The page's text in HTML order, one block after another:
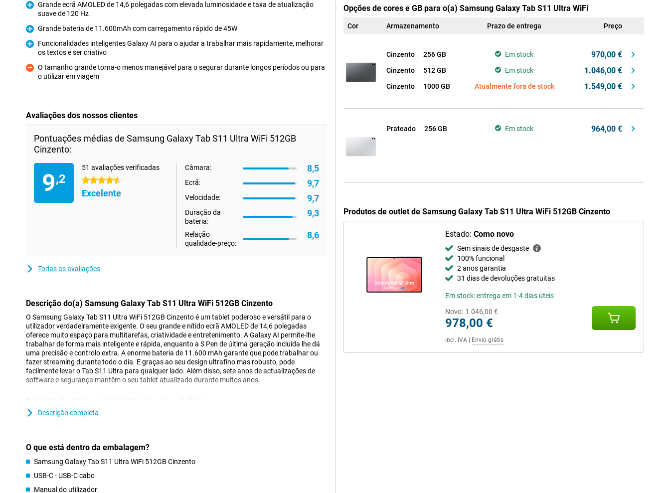
Prós
Grande ecrã AMOLED de 14,6 polegadas com elevada luminosidade e taxa de atualização
suave de 120 Hz
Prós
Grande bateria de 11.600mAh com carregamento rápido de 45W
Prós
Funcionalidades inteligentes Galaxy AI para o ajudar a trabalhar mais rapidamente, melhorar
os textos e ser criativo
Contras
O tamanho grande torna-o menos manejável para o segurar durante longos períodos ou para
o utilizar em viagem
Avaliações dos nossos clientes
Pontuações médias de Samsung Galaxy Tab S11 Ultra WiFi 512GB
Cinzento:
9,2
51 avaliações verificadas
4.5 estrelas
Excelente
Câmara: 8,5
Ecrã: 9,7
Velocidade: 9,7
Duração da
bateria:
9,3
Relação
qualidade-preço:
8,6
Todas as avaliações
Descrição do(a) Samsung Galaxy Tab S11 Ultra WiFi 512GB Cinzento
O Samsung Galaxy Tab S11 Ultra WiFi 512GB Cinzento é um tablet poderoso e versátil para o
utilizador verdadeiramente exigente. O seu grande e nítido ecrã AMOLED de 14,6 polegadas
oferece muito espaço para multitarefas, criatividade e entretenimento. A Galaxy AI permite-lhe
trabalhar de forma mais inteligente e rápida, enquanto a S Pen de última geração incluída lhe dá
uma precisão e controlo extra. A enorme bateria de 11.600 mAh garante que pode trabalhar ou
fazer streaming durante todo o dia. E graças ao seu design ultrafino mas robusto, pode
facilmente levar o Tab S11 Ultra para qualquer lado. Além disso, sete anos de actualizações de
software e segurança mantêm o seu tablet atualizado durante muitos anos.
A Galaxy AI do Tab S11 Ultra leva a sua utilização diária para o próximo nível. Com o Now Brief,
instantaneamente. Os desenhos ganham vida com o Drawing Assist e os textos são
automaticamente reescritos ou melhorados com o Writing Assist. Todas estas funcionalidades
funcionam na perfeição em conjunto com o processador otimizado para IA e o ecrã grande, para
que possa manter uma visão geral e trabalhar de forma mais eficiente do que nunca.
Descrição completa
O que está dentro da embalagem?
Samsung Galaxy Tab S11 Ultra WiFi 512GB Cinzento
USB-C - USB-C cabo
Manual do utilizador
Opções de cores e GB para o(a) Samsung Galaxy Tab S11 Ultra WiFi
Cor Armazenamento Prazo de entrega Preço
Cinzento 256 GB Em stock 970,00 €
Cinzento 512 GB Em stock 1.046,00 €
Cinzento 1000 GB Atualmente fora de stock 1.549,00 €
Prateado 256 GB Em stock 964,00 €
Produtos de outlet de Samsung Galaxy Tab S11 Ultra WiFi 512GB Cinzento
Estado: Como novo
Sem sinais de desgaste
100% funcional
2 anos garantia
31 dias de devoluções gratuitas
Em stock: entrega em 1-4 dias úteis
Novo: 1.046,00 €
978,00 €
Incl. IVA| Envio grátis